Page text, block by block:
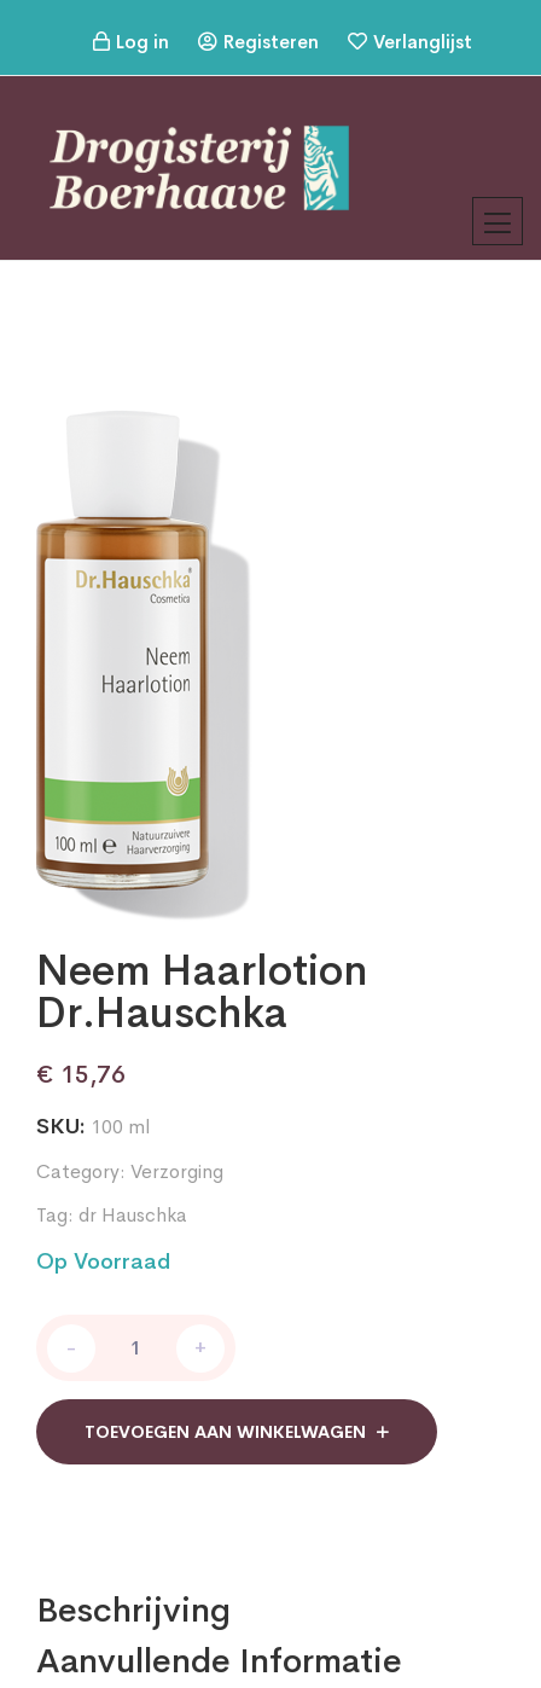
Log in Registeren Verlanglijst
Neem Haarlotion
Dr.Hauschka
€ 15,76
SKU: 100 ml
Category: Verzorging
Tag: dr Hauschka
Op Voorraad
Haarlotion
quantity
- +
TOEVOEGEN AAN WINKELWAGEN
Beschrijving
Aanvullende Informatie